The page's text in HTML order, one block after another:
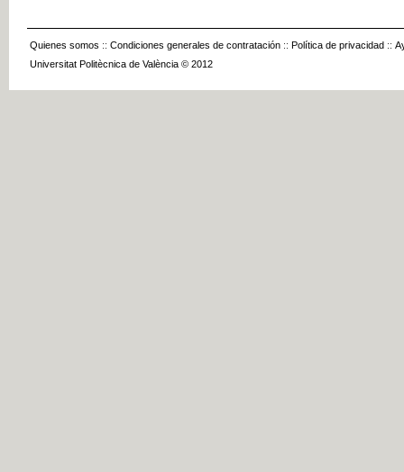
Quienes somos :: Condiciones generales de contratación :: Política de privacidad ::
Universitat Politècnica de València © 2012